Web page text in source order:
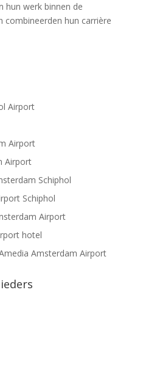
hun werk binnen de
combineerden hun carrière
Airport
Airport
Airport
Schiphol
Schiphol
Airport
hotel
Amsterdam Airport